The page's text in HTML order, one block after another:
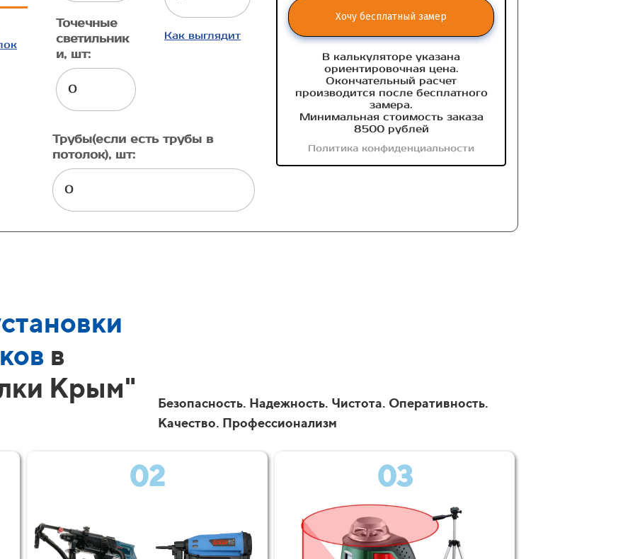
Точечные
светильник
и, шт:
Как выглядит
Трубы(если есть трубы в
потолок), шт:
Хочу бесплатный замер
В калькуляторе указана
ориентировочная цена.
Окончательный расчет
производится после бесплатного
замера.
Минимальная стоимость заказа
8500 рублей
Политика конфиденциальности
в
Крым"
Безопасность. Надежность. Чистота. Оперативность.
Качество. Профессионализм
02 03